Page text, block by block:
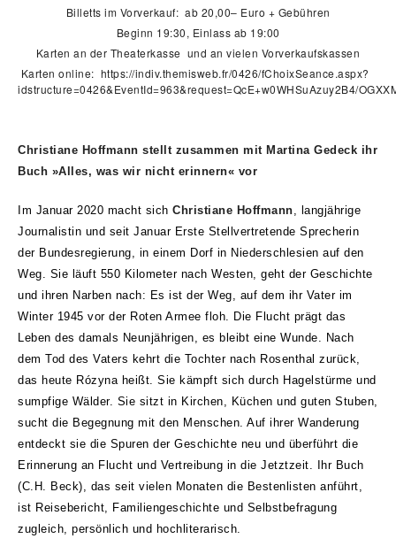
Billetts im Vorverkauf: ab 20,00– Euro + Gebühren
Beginn 19:30, Einlass ab 19:00
Karten an der Theaterkasse und an vielen Vorverkaufskassen
Karten online: https://indiv.themisweb.fr/0426/fChoixSeance.aspx?
idstructure=0426&EventId=963&request=QcE+w0WHSuAzuy2B4/
Christiane Hoffmann stellt zusammen mit Martina Gedeck ihr
Buch »Alles, was wir nicht erinnern« vor
Im Januar 2020 macht sich Christiane Hoffmann, langjährige
Journalistin und seit Januar Erste Stellvertretende Sprecherin
der Bundesregierung, in einem Dorf in Niederschlesien auf den
Weg. Sie läuft 550 Kilometer nach Westen, geht der Geschichte
und ihren Narben nach: Es ist der Weg, auf dem ihr Vater im
Winter 1945 vor der Roten Armee floh. Die Flucht prägt das
Leben des damals Neunjährigen, es bleibt eine Wunde. Nach
dem Tod des Vaters kehrt die Tochter nach Rosenthal zurück,
das heute Rózyna heißt. Sie kämpft sich durch Hagelstürme und
sumpfige Wälder. Sie sitzt in Kirchen, Küchen und guten Stuben,
sucht die Begegnung mit den Menschen. Auf ihrer Wanderung
entdeckt sie die Spuren der Geschichte neu und überführt die
Erinnerung an Flucht und Vertreibung in die Jetztzeit. Ihr Buch
(C.H. Beck), das seit vielen Monaten die Bestenlisten anführt,
ist Reisebericht, Familiengeschichte und Selbstbefragung
zugleich, persönlich und hochliterarisch.